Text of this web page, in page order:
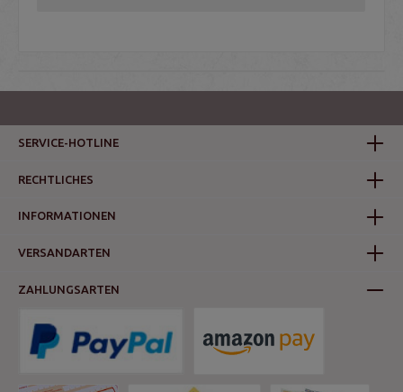
SERVICE-HOTLINE
RECHTLICHES
INFORMATIONEN
VERSANDARTEN
ZAHLUNGSARTEN